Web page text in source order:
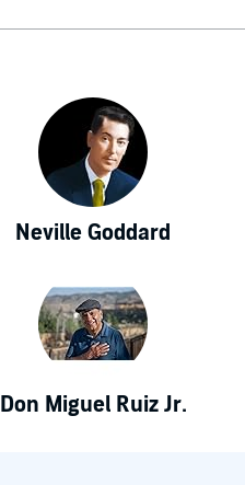
Neville Goddard
Don Miguel Ruiz Jr.